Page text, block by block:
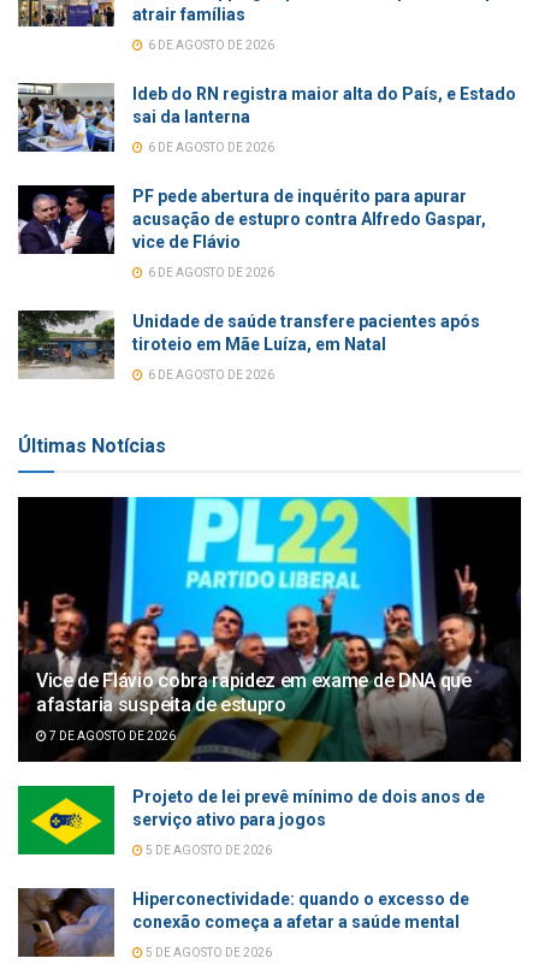
atrair famílias
6 DE AGOSTO DE 2026
Ideb do RN registra maior alta do País, e Estado
sai da lanterna
6 DE AGOSTO DE 2026
PF pede abertura de inquérito para apurar
acusação de estupro contra Alfredo Gaspar,
vice de Flávio
6 DE AGOSTO DE 2026
Unidade de saúde transfere pacientes após
tiroteio em Mãe Luíza, em Natal
6 DE AGOSTO DE 2026
Últimas Notícias
Vice de Flávio cobra rapidez em exame de DNA que
afastaria suspeita de estupro
7 DE AGOSTO DE 2026
Projeto de lei prevê mínimo de dois anos de
serviço ativo para jogos
5 DE AGOSTO DE 2026
Hiperconectividade: quando o excesso de
conexão começa a afetar a saúde mental
5 DE AGOSTO DE 2026